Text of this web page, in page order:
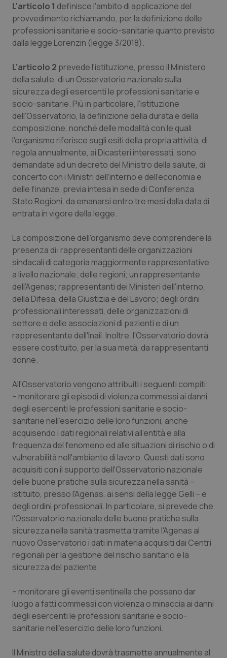
Provincia Autonoma di Bolzano
Provincia Autonoma di Trento
Puglia
Sardegna
Sicilia
Toscana
Umbria
Valle D’Aosta
Infezioni & Febbre
Ipertensione & Scompenso
Malattie rare
Malattia di Crohn & Rettocolite Ulcerosa
Neuroscienze & patologie neurodegenerative
Obesità
Oftalmologia
Oncodermatologia
Oncologia & Nutrizione
Psoriasi & pelle
Quotidiano Cardiologia
Quotidiano Chirurgia
Quotidiano Oncologia
Quotidiano Pediatria
Rene & patologie urogenitali
Salute orale & impianti
Sangue & coagulazione
Tiroide
Tumore al seno
Tumore ovarico
Tumori del Polmone & Testa Collo
Tumori gastrointestinali
Ulcera & Reflusso
Vaccini
L'articolo 1 definisce l'ambito di applicazione del
provvedimento richiamando, per la definizione delle
professioni sanitarie e socio-sanitarie quanto previsto
dalla legge Lorenzin (legge 3/2018).
L'articolo 2 prevede l'istituzione, presso il Ministero
della salute, di un Osservatorio nazionale sulla
sicurezza degli esercenti le professioni sanitarie e
socio-sanitarie. Più in particolare, l'istituzione
dell'Osservatorio, la definizione della durata e della
composizione, nonché delle modalità con le quali
l'organismo riferisce sugli esiti della propria attività, di
regola annualmente, ai Dicasteri interessati, sono
demandate ad un decreto del Ministro della salute, di
concerto con i Ministri dell'interno e dell'economia e
delle finanze, previa intesa in sede di Conferenza
Stato Regioni, da emanarsi entro tre mesi dalla data di
entrata in vigore della legge.
La composizione dell'organismo deve comprendere la
presenza di: rappresentanti delle organizzazioni
sindacali di categoria maggiormente rappresentative
a livello nazionale; delle regioni; un rappresentante
dell'Agenas; rappresentanti dei Ministeri dell'interno,
della Difesa, della Giustizia e del Lavoro; degli ordini
professionali interessati, delle organizzazioni di
settore e delle associazioni di pazienti e di un
rappresentante dell'Inail. Inoltre, l'Osservatorio dovrà
essere costituito, per la sua metà, da rappresentanti
donne.
All'Osservatorio vengono attribuiti i seguenti compiti:
– monitorare gli episodi di violenza commessi ai danni
degli esercenti le professioni sanitarie e socio-
sanitarie nell'esercizio delle loro funzioni, anche
acquisendo i dati regionali relativi all'entità e alla
frequenza del fenomeno ed alle situazioni di rischio o di
vulnerabilità nell'ambiente di lavoro. Questi dati sono
acquisiti con il supporto dell'Osservatorio nazionale
delle buone pratiche sulla sicurezza nella sanità –
istituito, presso l'Agenas, ai sensi della legge Gelli – e
degli ordini professionali. In particolare, si prevede che
l'Osservatorio nazionale delle buone pratiche sulla
sicurezza nella sanità trasmetta tramite l'Agenas al
nuovo Osservatorio i dati in materia acquisiti dai Centri
regionali per la gestione del rischio sanitario e la
sicurezza del paziente.
– monitorare gli eventi sentinella che possano dar
luogo a fatti commessi con violenza o minaccia ai danni
degli esercenti le professioni sanitarie e socio-
sanitarie nell'esercizio delle loro funzioni.
Il Ministro della salute dovrà trasmette annualmente al